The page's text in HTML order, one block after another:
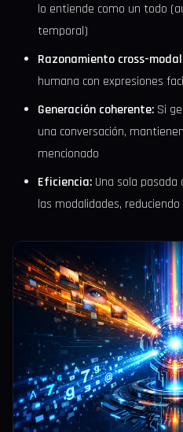
lo entiende como un todo
temporal)
Razonamiento cross-
humana con expresiones
Generación coherente: Si
una conversación,
mencionado
Eficiencia: Una sola
las modalidades,